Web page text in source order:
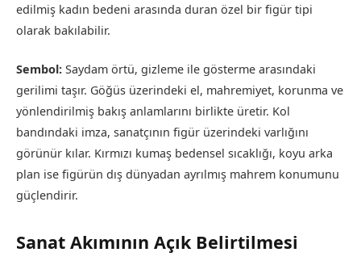
edilmiş kadın bedeni arasında duran özel bir figür tipi
olarak bakılabilir.
Sembol: Saydam örtü, gizleme ile gösterme arasındaki
gerilimi taşır. Göğüs üzerindeki el, mahremiyet, korunma ve
yönlendirilmiş bakış anlamlarını birlikte üretir. Kol
bandındaki imza, sanatçının figür üzerindeki varlığını
görünür kılar. Kırmızı kumaş bedensel sıcaklığı, koyu arka
plan ise figürün dış dünyadan ayrılmış mahrem konumunu
güçlendirir.
Sanat Akımının Açık Belirtilmesi